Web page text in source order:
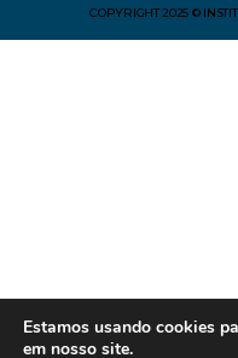
COPYRIGHT 2025 ©
Estamos usando cookies
em nosso site.